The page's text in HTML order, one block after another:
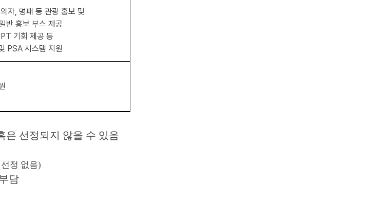
자, 명패 등 관광 홍보 및
반 홍보 부스 제공
기회 제공 등
PSA 시스템 지원
은 선정되지 않을 수 있음
정 없음)
담